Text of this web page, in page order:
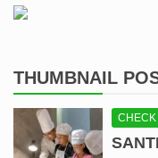
THUMBNAIL
CHECK